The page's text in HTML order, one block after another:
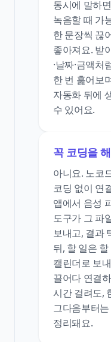
동시에 말하
녹음할 때 가
한 문장씩 끊
좋아져요. 받
·날짜·금액
한 번 훑어보
자동화 뒤에
수 있어요.
꼭 코딩을
아니요. 노코
코딩 없이 연
앱에서 음성
도구가 그 파
보내고, 결과
뒤, 할 일은
캘린더로 보
끌어다 연결
시간 걸려도,
그다음부터
정리돼요.